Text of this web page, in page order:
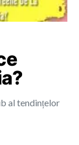
al tendințelor